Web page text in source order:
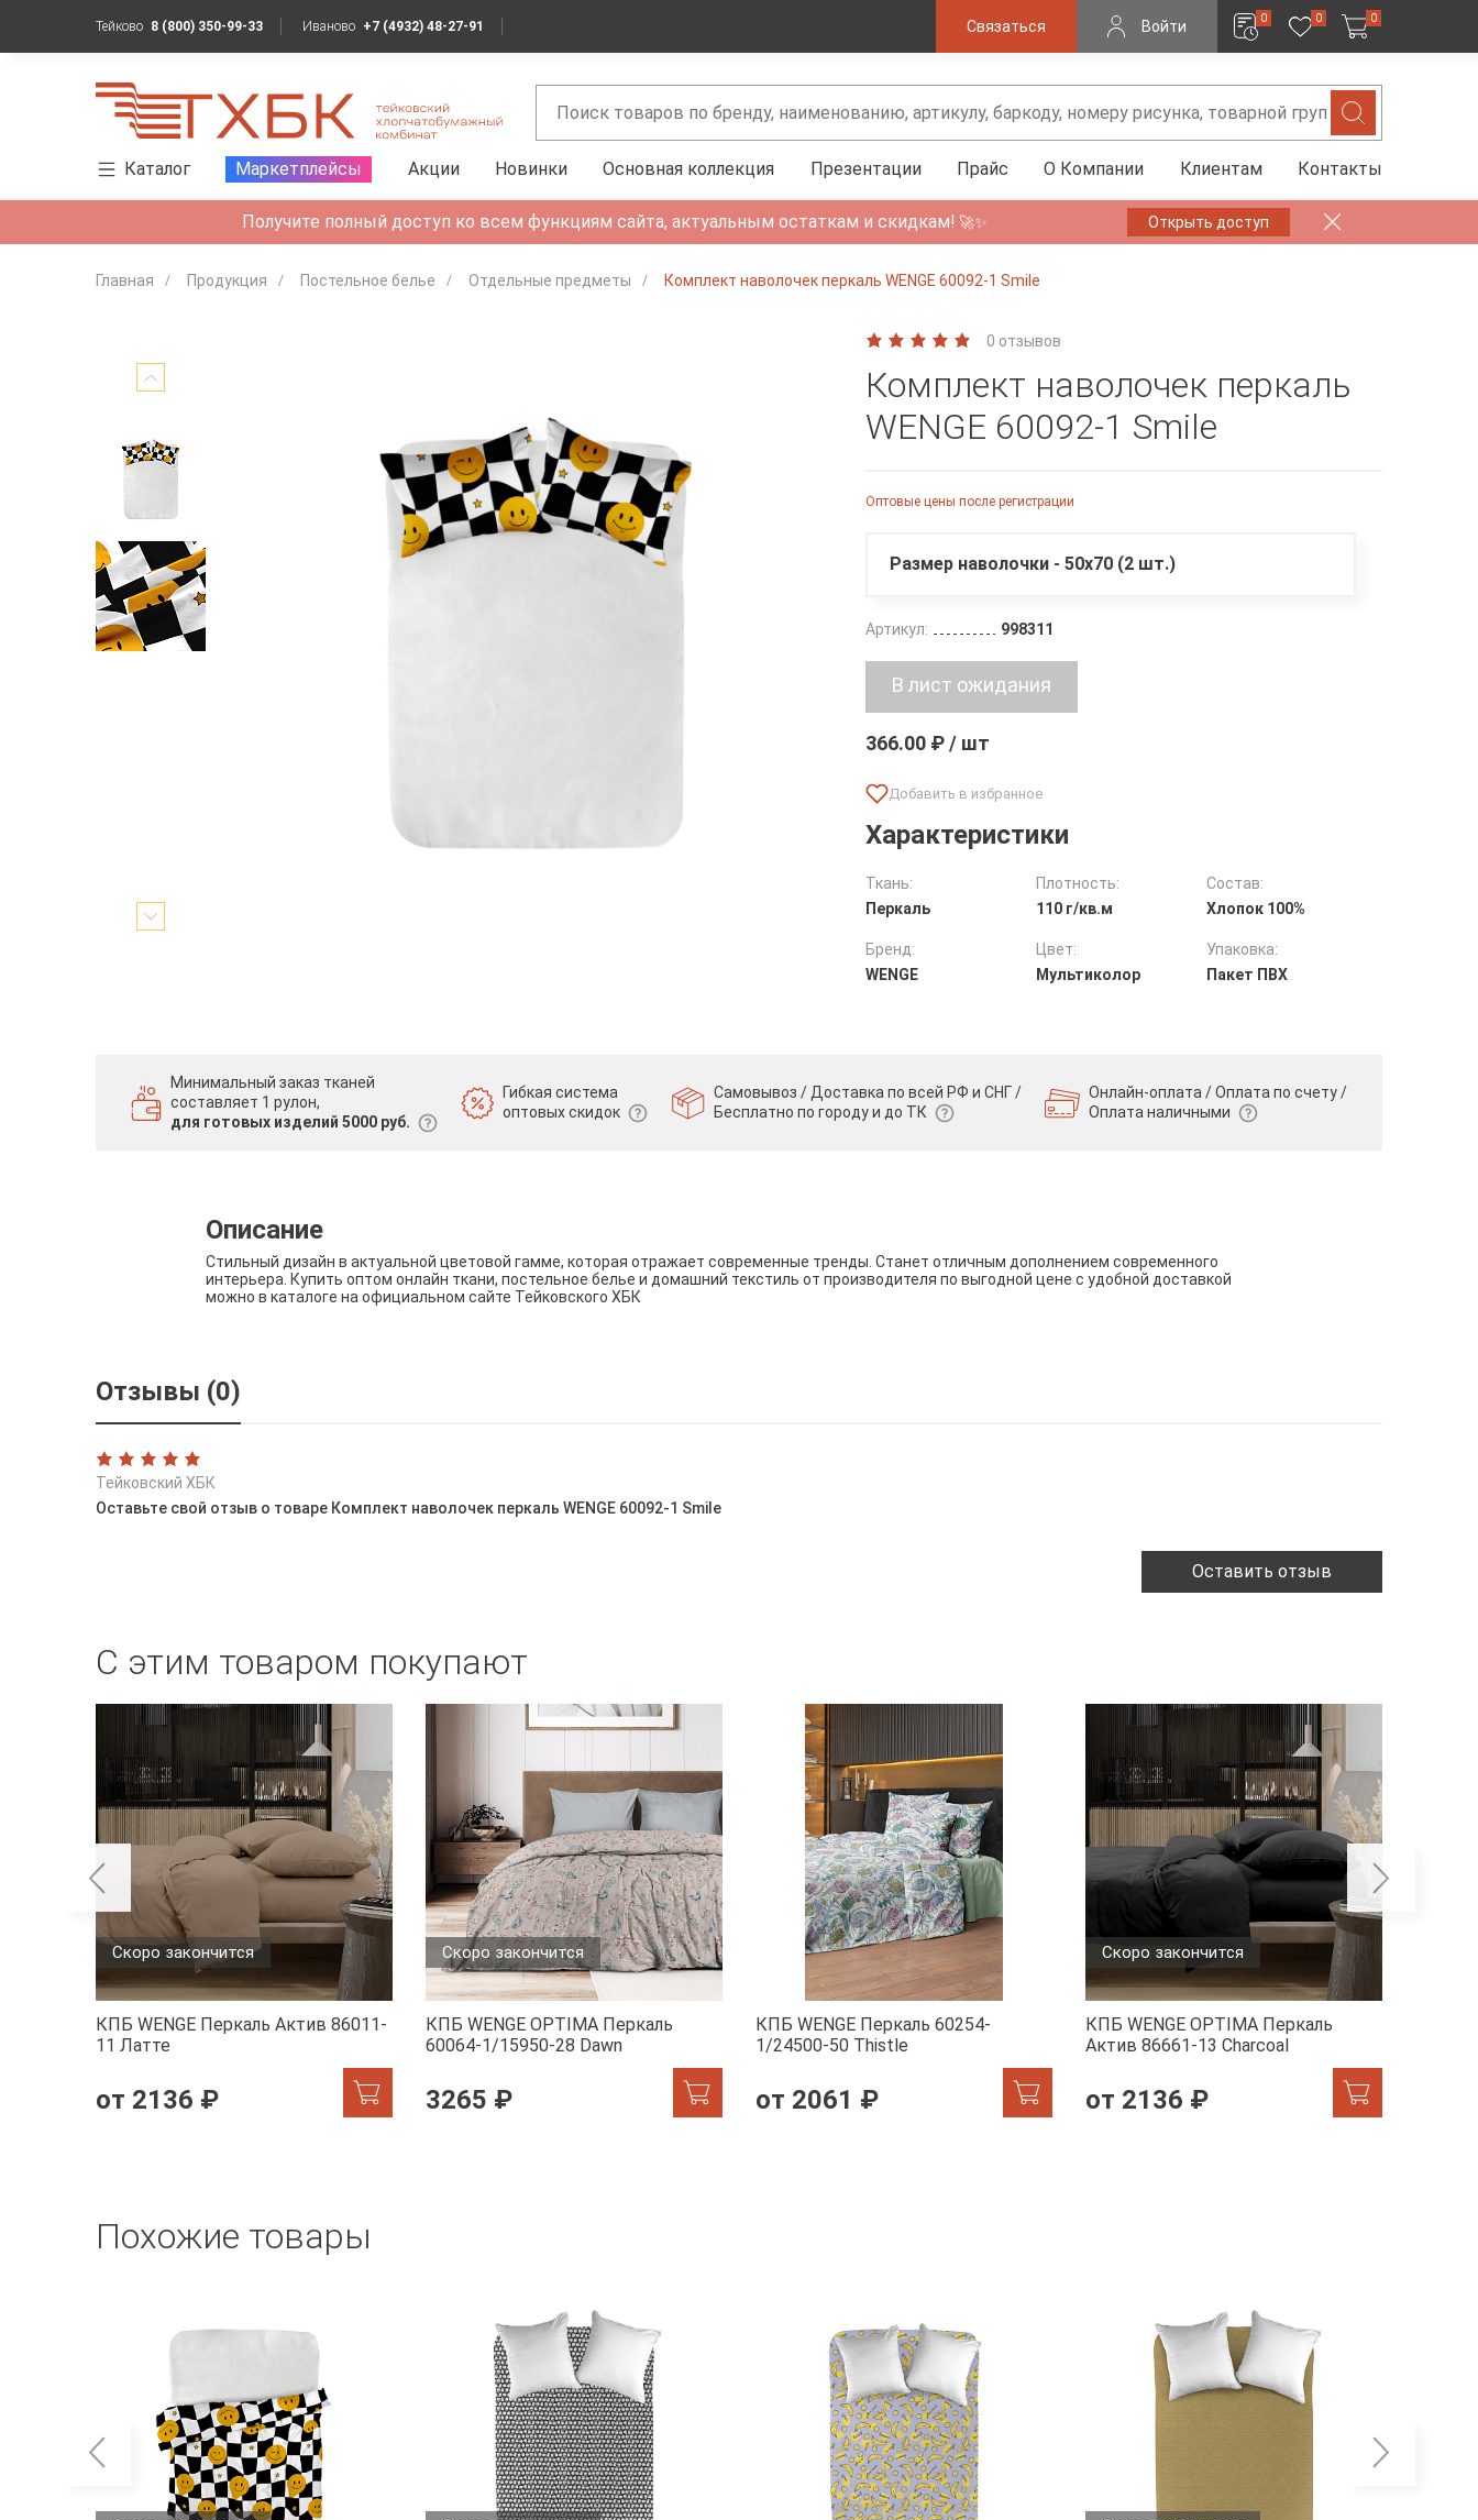
Тейково 8 (800) 350-99-33 Иваново +7 (4932) 48-27-91 Связаться Войти 0 0 0
Каталог Маркетплейсы Акции Новинки Основная коллекция Презентации Прайс О Компании Клиентам Контакты
Получите полный доступ ко всем функциям сайта, актуальным остаткам и скидкам! 🚀✨ Открыть доступ
Главная Продукция Постельное белье Отдельные предметы Комплект наволочек перкаль WENGE 60092-1 Smile
0 отзывов
Комплект наволочек перкаль
WENGE 60092-1 Smile
Оптовые цены после регистрации
Размер наволочки - 50х70 (2 шт.)
Артикул: 998311
366.00 ₽ / шт
Характеристики
Ткань:
Перкаль
Плотность:
110 г/кв.м
Состав:
Хлопок 100%
Бренд:
WENGE
Цвет:
Мультиколор
Упаковка:
Пакет ПВХ
Минимальный заказ тканей
составляет 1 рулон,
для готовых изделий 5000 руб.
Гибкая система
оптовых скидок
Самовывоз / Доставка по всей РФ и СНГ /
Бесплатно по городу и до ТК
Онлайн-оплата / Оплата по счету /
Оплата наличными
Описание
Стильный дизайн в актуальной цветовой гамме, которая отражает современные тренды. Станет отличным дополнением современного
интерьера. Купить оптом онлайн ткани, постельное белье и домашний текстиль от производителя по выгодной цене с удобной доставкой
можно в каталоге на официальном сайте Тейковского ХБК
Отзывы (0)
Тейковский ХБК
Оставьте свой отзыв о товаре Комплект наволочек перкаль WENGE 60092-1 Smile
Оставить отзыв
С этим товаром покупают
Скоро закончится
КПБ WENGE Перкаль Актив 86011-
11 Латте
от 2136 ₽
Скоро закончится
КПБ WENGE OPTIMA Перкаль
60064-1/15950-28 Dawn
3265 ₽
КПБ WENGE Перкаль 60254-
1/24500-50 Тhistle
от 2061 ₽
Скоро закончится
КПБ WENGE OPTIMA Перкаль
Актив 86661-13 Charcoal
от 2136 ₽
Похожие товары